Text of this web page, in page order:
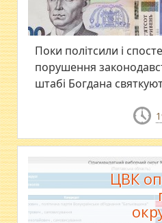
​Поки політсили і
порушення
штабі Богдана
ЦВК